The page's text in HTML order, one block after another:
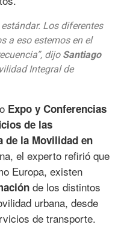
Los diferentes
a eso estemos en el
dijo Santiago
Integral de
Expo y Conferencias
de las
de la Movilidad en
el experto refirió que
Europa, existen
de los distintos
urbana, desde
de transporte.